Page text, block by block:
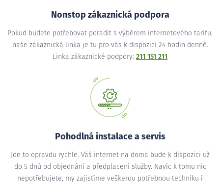
Nonstop zákaznická podpora
Pokud budete potřebovat poradit s výběrem internetového tarifu,
naše zákaznická linka je tu pro vás k dispozici 24 hodin denně.
Linka zákaznické podpory: 211 151 211
Pohodlná instalace a servis
Jde to opravdu rychle. Váš internet na doma bude k dispozici už
do 5 dnů od objednání a předplacení služby. Navíc k tomu nic
nepotřebujete, my zajistíme veškerou potřebnou techniku i